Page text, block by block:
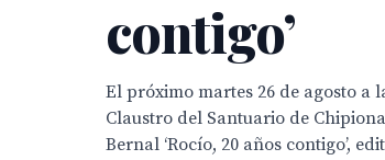
contigo’
El próximo martes 26 de agosto a
Claustro del Santuario de
Bernal ‘Rocío, 20 años contigo’,